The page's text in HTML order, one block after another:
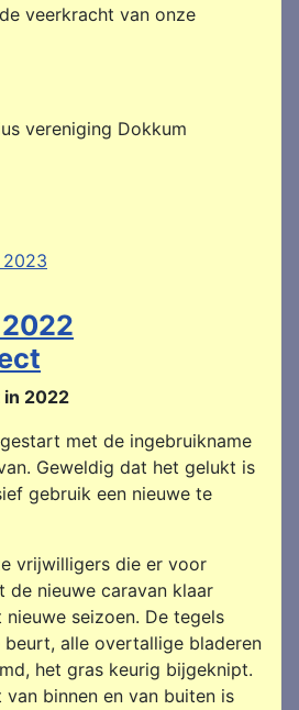
veerkracht van onze
vereniging Dokkum
in 2022
met de ingebruikname
Geweldig dat het gelukt is
gebruik een nieuwe te
vrijwilligers die er voor
de nieuwe caravan klaar
seizoen. De tegels
beurt, alle overtallige bladeren
het gras keurig bijgeknipt.
binnen en van buiten is